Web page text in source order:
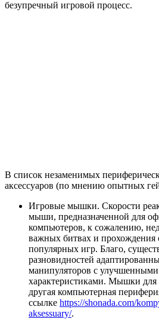
безупречный игровой процесс.
В список незаменимых
аксессуаров (по мнению опытных
Игровые мышки. Скорости
мыши, предназначенной для
компьютеров, к сожалению,
важных битвах и прохождения
популярных игр. Благо,
разновидностей
манипуляторов с
характеристиками. Мышки
другая компьютерная
ссылке https://shonada.com/
aksessuary/.